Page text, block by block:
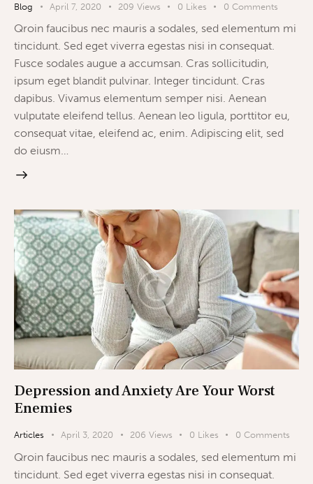
Blog April 7, 2020 209 Views 0 Likes 0 Comments
Qroin faucibus nec mauris a sodales, sed elementum mi
tincidunt. Sed eget viverra egestas nisi in consequat.
Fusce sodales augue a accumsan. Cras sollicitudin,
ipsum eget blandit pulvinar. Integer tincidunt. Cras
dapibus. Vivamus elementum semper nisi. Aenean
vulputate eleifend tellus. Aenean leo ligula, porttitor eu,
consequat vitae, eleifend ac, enim. Adipiscing elit, sed
do eiusm…
Depression and Anxiety Are Your Worst
Enemies
Articles April 3, 2020 206 Views 0 Likes 0 Comments
Qroin faucibus nec mauris a sodales, sed elementum mi
tincidunt. Sed eget viverra egestas nisi in consequat.